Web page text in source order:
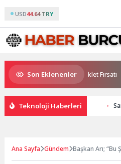
USD44.64 TRY
Son Eklenenler
Kaçırılmayacak Motosiklet Fırsatı
Teknoloji Haberleri
Ana Sayfa Gündem Başkan Arı; “Bu